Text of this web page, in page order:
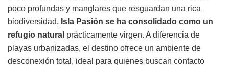
poco profundas y manglares que resguardan una rica
biodiversidad, Isla Pasión se ha consolidado como un
refugio natural prácticamente virgen. A diferencia de
playas urbanizadas, el destino ofrece un ambiente de
desconexión total, ideal para quienes buscan contacto